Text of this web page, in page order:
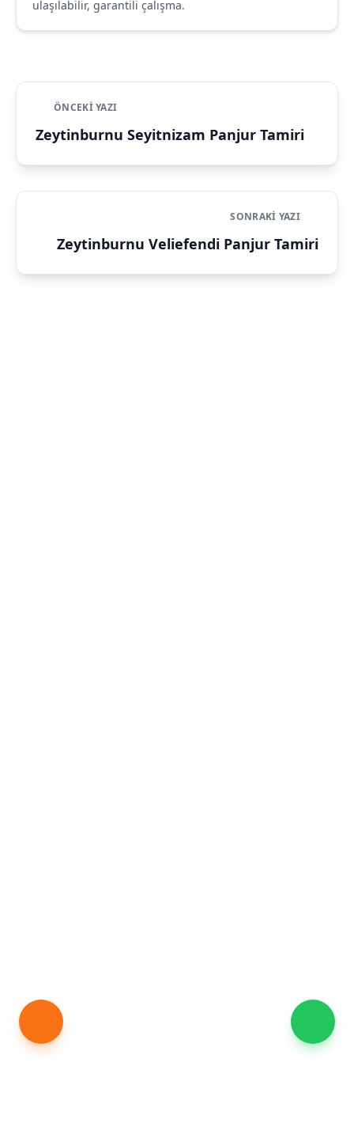
ulaşılabilir, garantili çalışma.
ÖNCEKI YAZI
Zeytinburnu Seyitnizam Panjur Tamiri
SONRAKI YAZI
Zeytinburnu Veliefendi Panjur Tamiri